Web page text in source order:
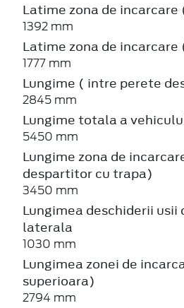
Latime zona de
1392 mm
Latime zona de
1777 mm
Lungime ( intre perete
2845 mm
Lungime totala a
5450 mm
Lungime zona de
despartitor cu trapa)
3450 mm
Lungimea deschiderii usii
laterala
1030 mm
Lungimea zonei de
superioara)
2794 mm